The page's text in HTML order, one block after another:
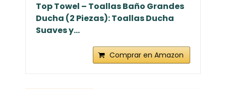
Top Towel – Toallas Baño Grandes
Ducha (2 Piezas): Toallas Ducha
Suaves y...
Comprar en Amazon